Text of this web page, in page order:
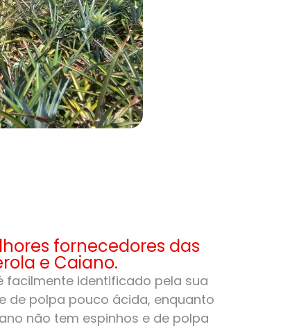
fornecedores das
e Caiano.
facilmente identificado pela sua
de polpa pouco ácida, enquanto
não tem espinhos e de polpa